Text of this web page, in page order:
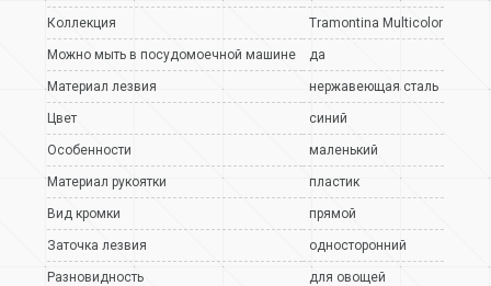
Коллекция Tramontina Multicolor
Можно мыть в посудомоечной машине да
Материал лезвия нержавеющая сталь
Цвет синий
Особенности маленький
Материал рукоятки пластик
Вид кромки прямой
Заточка лезвия односторонний
Разновидность для овощей